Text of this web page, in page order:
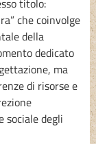
titolo:
che coinvolge
della
dedicato
ma
di risorse e
sociale degli